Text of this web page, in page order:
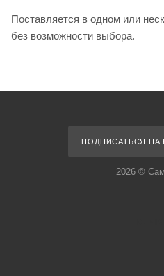
Поставляется в одном или
без возможности выбора.
ПОДПИСАТЬСЯ НА
2026 ©